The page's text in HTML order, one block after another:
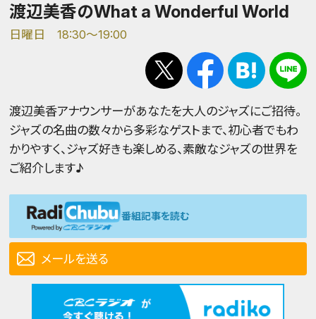
渡辺美香のWhat a Wonderful World
日曜日 18:30～19:00
渡辺美香アナウンサーがあなたを大人のジャズにご招待。
ジャズの名曲の数々から多彩なゲストまで、初心者でもわ
かりやすく、ジャズ好きも楽しめる、素敵なジャズの世界を
ご紹介します♪
番組記事を読む
メールを送る